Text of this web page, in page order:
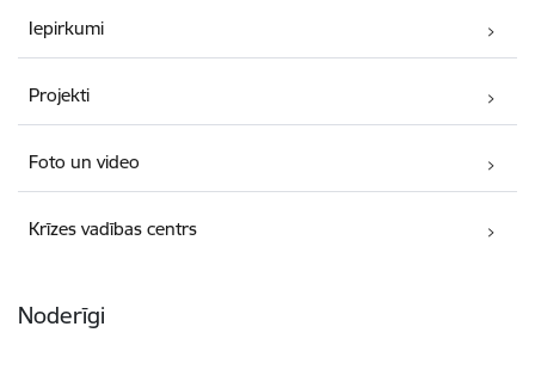
Iepirkumi
Projekti
Foto un video
Krīzes vadības centrs
Noderīgi